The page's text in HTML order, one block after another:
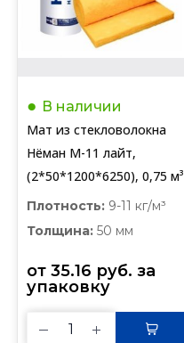
В наличии
Мат из стекловолокна
Нёман М-11 лайт,
(2*50*1200*6250), 0,75 м³
Плотность: 9-11 кг/м³
Толщина: 50 мм
от 35.16 руб.
упаковку